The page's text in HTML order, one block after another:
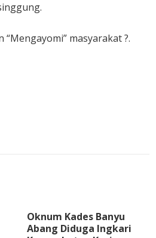
masyarakat ?.
Oknum Kades Banyu
Abang Diduga Ingkari